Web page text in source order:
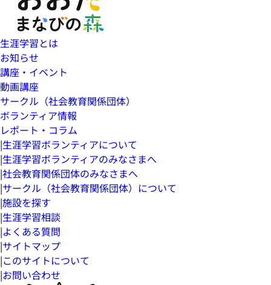
生涯学習とは
お知らせ
講座・イベント
動画講座
サークル（社会教育関係団体）
ボランティア情報
レポート・コラム
|生涯学習ボランティアについて
|生涯学習ボランティアのみなさまへ
|社会教育関係団体のみなさまへ
|サークル（社会教育関係団体）について
|施設を探す
|生涯学習相談
|よくある質問
|サイトマップ
|このサイトについて
|お問い合わせ